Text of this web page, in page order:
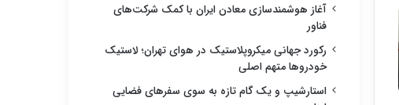
آغاز هوشمندسازی معادن ایران با کمک شرکت‌های
فناور
رکورد جهانی میکروپلاستیک در هوای تهران؛ لاستیک
خودروها متهم اصلی
استارشیپ و یک گام تازه به سوی سفرهای فضایی